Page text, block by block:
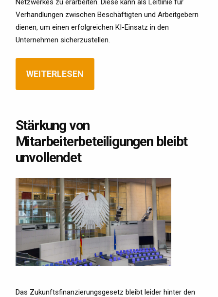
Netzwerkes zu erarbeiten. Diese kann als Leitlinie für
Verhandlungen zwischen Beschäftigten und Arbeitgebern
dienen, um einen erfolgreichen KI-Einsatz in den
Unternehmen sicherzustellen.
WEITERLESEN
Stärkung von
Mitarbeiterbeteiligungen bleibt
unvollendet
Das Zukunftsfinanzierungsgesetz bleibt leider hinter den